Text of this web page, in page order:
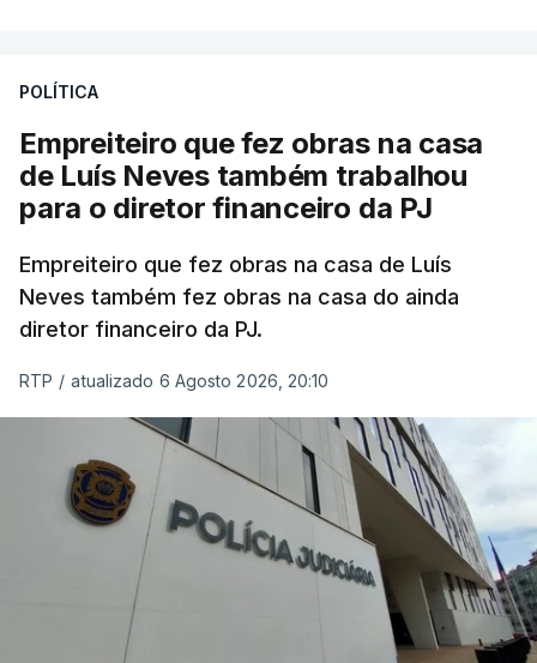
POLÍTICA
Empreiteiro que fez obras na casa
de Luís Neves também trabalhou
para o diretor financeiro da PJ
Empreiteiro que fez obras na casa de Luís
Neves também fez obras na casa do ainda
diretor financeiro da PJ.
RTP / atualizado 6 Agosto 2026, 20:10